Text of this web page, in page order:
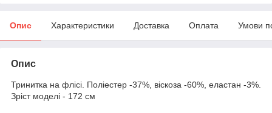
Опис Характеристики Доставка Оплата Умови
Опис
Тринитка на флісі. Поліестер -37%, віскоза -60%, еластан -3%.
Зріст моделі - 172 см